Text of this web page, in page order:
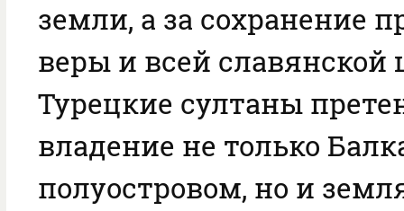
земли, а за сохранение
веры и всей славянской
Турецкие султаны
владение не только
полуостровом, но и